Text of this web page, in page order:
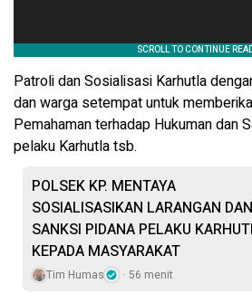
Patroli dan Sosialisasi Karhutla
dan warga setempat untuk
Pemahaman terhadap Hukuman dan
pelaku Karhutla tsb.
POLSEK KP. MENTAYA
SOSIALISASIKAN LARANGAN DAN
SANKSI PIDANA PELAKU
KEPADA MASYARAKAT
Tim Humas 56 menit